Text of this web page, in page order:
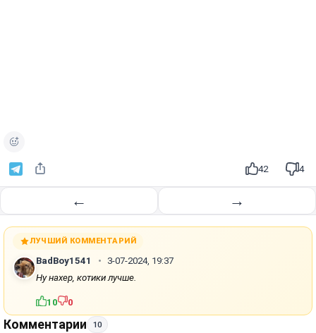
42 4
← →
ЛУЧШИЙ КОММЕНТАРИЙ
BadBoy1541
3-07-2024, 19:37
Ну нахер, котики лучше.
10 0
Комментарии 10